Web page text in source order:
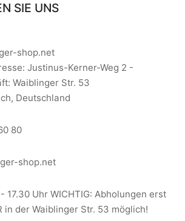
SIE UNS
shop.net
Justinus-Kerner-Weg 2 -
Waiblinger Str. 53
Deutschland
80
shop.net
17.30 Uhr WICHTIG: Abholungen erst
in der Waiblinger Str. 53 möglich!